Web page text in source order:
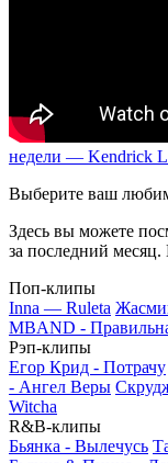
недели — Kendrick
Выберите ваш
Здесь вы можете
за последний
Поп-клипы
Inna — Ruleta
MBAND -
Рэп-клипы
Егор Крид - Потрачу
- Ангел Веры
Witcha
R&B-клипы
Бьянка - Вылечусь